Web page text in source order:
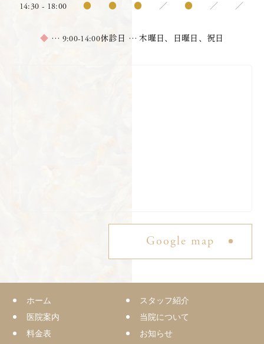
14:30 - 18:00 ● ● ● ／ ● ／ ／
◆ … 9:00-14:00休診日 … 木曜日、日曜日、祝日
Google map
ホーム
スタッフ紹介
医院案内
当院について
料金表
お知らせ